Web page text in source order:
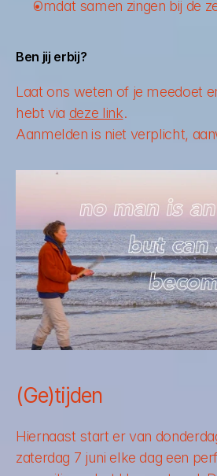
Omdat samen zingen bij de
Ben jij erbij?
Laat ons weten of je meedoet
hebt via deze link.
Aanmelden is niet verplicht,
(Ge)tijden
Hiernaast start er van
zaterdag 7 juni elke dag een